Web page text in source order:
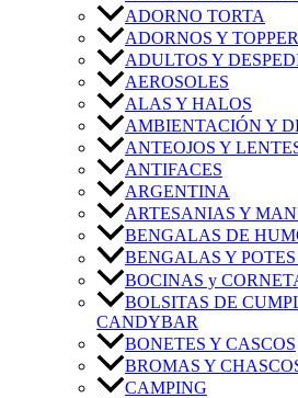
ADORNO TORTA
ADORNOS Y
ADULTOS Y
AEROSOLES
ALAS Y HALOS
AMBIENTACIÓN Y
ANTEOJOS Y
ANTIFACES
ARGENTINA
ARTESANIAS Y
BENGALAS DE
BENGALAS Y
BOCINAS y
BOLSITAS DE
CANDYBAR
BONETES Y CASCOS
BROMAS Y
CAMPING